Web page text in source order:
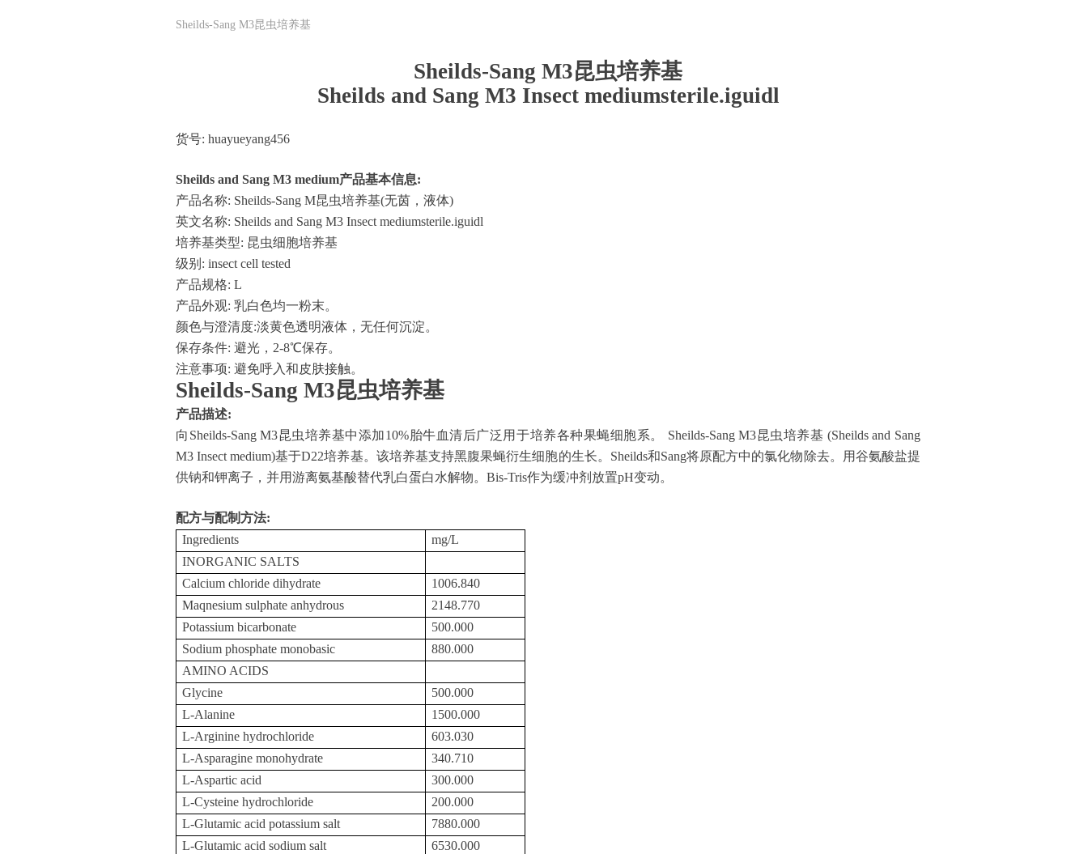
Sheilds-Sang M3昆虫培养基
Sheilds-Sang M3昆虫培养基
Sheilds and Sang M3 Insect mediumsterile.iguidl
货号: huayueyang456
Sheilds and Sang M3 medium产品基本信息:
产品名称: Sheilds-Sang M昆虫培养基(无茵，液体)
英文名称: Sheilds and Sang M3 Insect mediumsterile.iguidl
培养基类型: 昆虫细胞培养基
级别 : insect cell tested
产品规格: L
产品外观: 乳白色均一粉末。
颜色与澄清度:淡黄色透明液体，无任何沉淀。
保存条件: 避光，2-8℃保存。
注意事项: 避免呼入和皮肤接触。
Sheilds-Sang M3昆虫培养基
产品描述:
向 Sheilds-Sang M3昆虫培养基中添加10%胎牛血清后广泛用于培养各种果蝇细胞系。 Sheilds-Sang M3昆虫培养基 (Sheilds and Sang
M3 Insect medium)基于D22培养基。该培养基支持黑腹果蝇衍生细胞的生长。Sheilds和Sang将原配方中的氯化物除去。用谷氨酸盐提
供钠和钾离子，并用游离氨基酸替代乳白蛋白水解物。Bis-Tris作为缓冲剂放置pH变动。
配方与配制方法:
Ingredients
mg/L
INORGANIC SALTS
Calcium chloride dihydrate
1006.840
Maqnesium sulphate anhydrous
2148.770
Potassium bicarbonate
500.000
Sodium phosphate monobasic
880.000
AMINO ACIDS
Glycine
500.000
L-Alanine
1500.000
L-Arginine hydrochloride
603.030
L-Asparagine monohydrate
340.710
L-Aspartic acid
300.000
L-Cysteine hydrochloride
200.000
L-Glutamic acid potassium salt
7880.000
L-Glutamic acid sodium salt
6530.000